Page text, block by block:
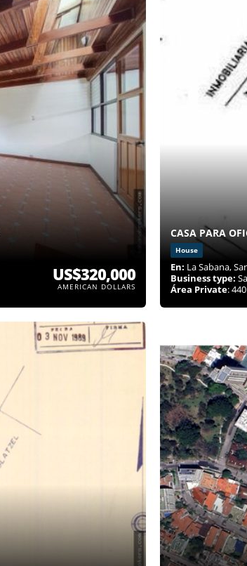
US$320,000
AMERICAN DOLLARS
CASA PARA
House
En: La Sabana,
Business type:
Área Private: